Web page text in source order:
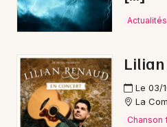
Expos
Courses dans le Jura
Courses en Franche-Comté
Actualités
Lilian
Le 03/
La
Chanson